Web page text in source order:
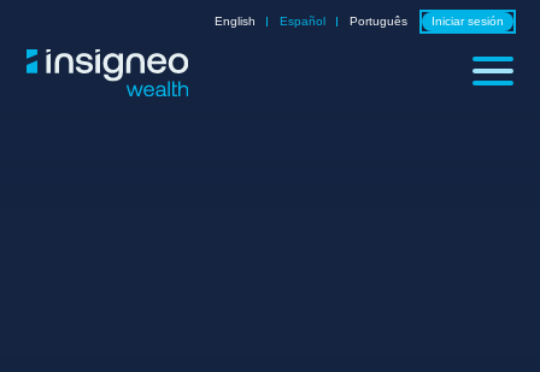
English Español Português Iniciar sesión